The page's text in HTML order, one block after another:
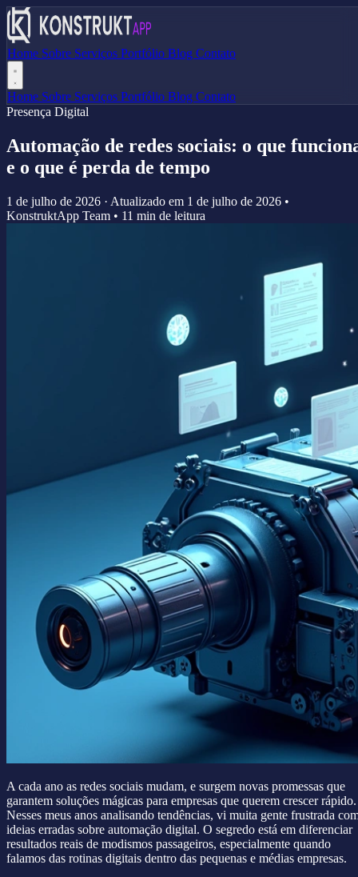
Home Sobre Serviços Portfólio Blog Contato
Home Sobre Serviços Portfólio Blog Contato
Presença Digital
Automação de redes sociais: o que
e o que é perda de tempo
1 de julho de 2026 · Atualizado em 1 de julho de 2026 •
KonstruktApp Team • 11 min de leitura
A cada ano as redes sociais mudam, e surgem novas promessas que
garantem soluções mágicas para empresas que querem crescer rápido.
Nesses meus anos analisando tendências, vi muita gente frustrada
ideias erradas sobre automação digital. O segredo está em diferenciar
resultados reais de modismos passageiros, especialmente quando
falamos das rotinas digitais dentro das pequenas e médias empresas.